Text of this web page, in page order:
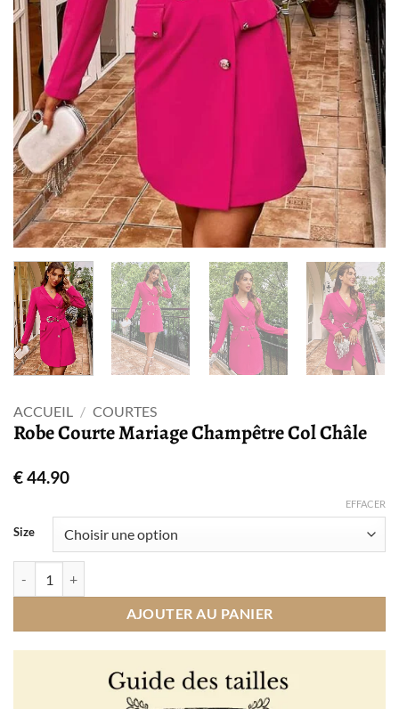
ACCUEIL / COURTES
Robe Courte Mariage Champêtre Col Châle
€44.90
Size
EFFACER
AJOUTER AU PANIER